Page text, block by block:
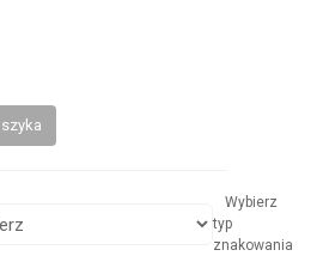
Wybierz
typ
znakowania